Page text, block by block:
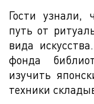
Гости узнали,
путь от
вида
фонда
изучить
техники